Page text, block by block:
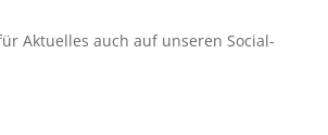
Aktuelles auch auf unseren Social-